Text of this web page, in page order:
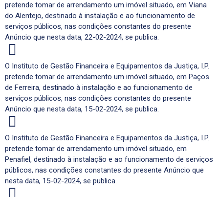
pretende tomar de arrendamento um imóvel situado, em Viana
do Alentejo, destinado à instalação e ao funcionamento de
serviços públicos, nas condições constantes do presente
Anúncio que nesta data, 22-02-2024, se publica.
O Instituto de Gestão Financeira e Equipamentos da Justiça, I.P.
pretende tomar de arrendamento um imóvel situado, em Paços
de Ferreira, destinado à instalação e ao funcionamento de
serviços públicos, nas condições constantes do presente
Anúncio que nesta data, 15-02-2024, se publica.
O Instituto de Gestão Financeira e Equipamentos da Justiça, I.P.
pretende tomar de arrendamento um imóvel situado, em
Penafiel, destinado à instalação e ao funcionamento de serviços
públicos, nas condições constantes do presente Anúncio que
nesta data, 15-02-2024, se publica.